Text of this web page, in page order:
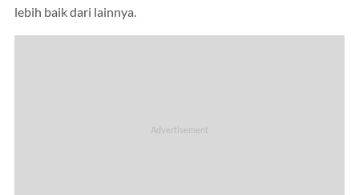
lebih baik dari lainnya.